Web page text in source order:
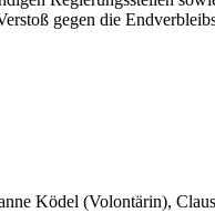
gegen die
Ködel (Volontärin),